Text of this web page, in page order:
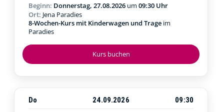
Kurs buchen
Beginn: Donnerstag, 27.08.2026 um 09:30 Uhr
Ort: Jena Paradies
8-Wochen-Kurs mit Kinderwagen und Trage im
Paradies
Do 24.09.2026
09:30